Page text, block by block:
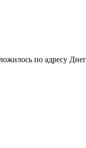
по адресу